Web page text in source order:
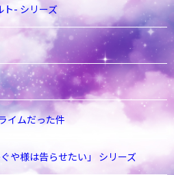
ト- シリーズ
イムだった件
や様は告らせたい」 シリーズ